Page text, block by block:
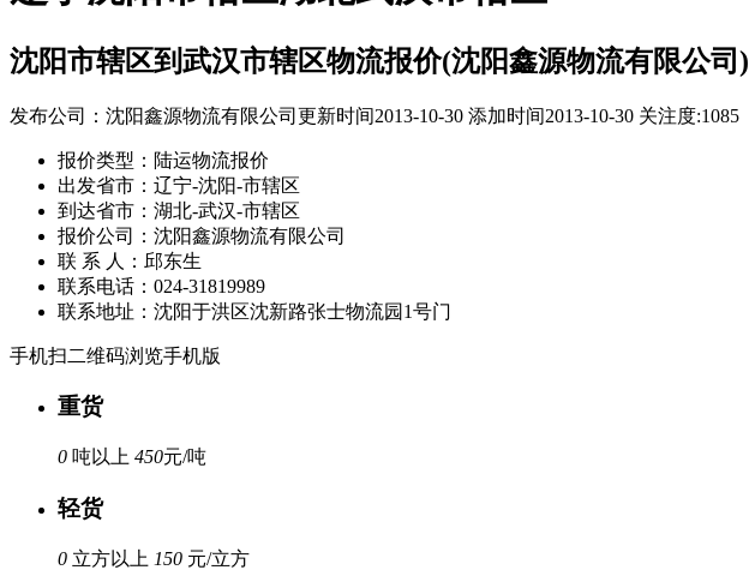
沈阳市辖区到武汉市辖区物流报价(沈阳鑫源物流有限公司)
发布公司：沈阳鑫源物流有限公司 更新时间2013-10-30 添加时间2013-10-30 关注度:1085
报价类型： 陆运物流报价
出发省市： 辽宁-沈阳-市辖区
到达省市： 湖北-武汉-市辖区
报价公司： 沈阳鑫源物流有限公司
联 系 人： 邱东生
联系电话： 024-31819989
联系地址： 沈阳于洪区沈新路张士物流园1号门
手机扫二维码浏览手机版
重货
0 吨以上 450元/吨
轻货
0 立方以上 150 元/立方